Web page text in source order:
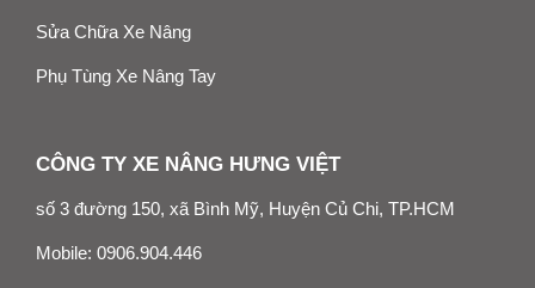
Sửa Chữa Xe Nâng
Phụ Tùng Xe Nâng Tay
CÔNG TY XE NÂNG HƯNG VIỆT
số 3 đường 150, xã Bình Mỹ, Huyện Củ Chi, TP.HCM
Mobile: 0906.904.446